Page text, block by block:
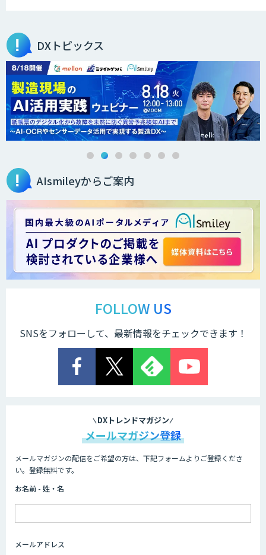
DXトピックス
AIsmileyからご案内
FOLLOW US
SNSをフォローして、最新情報をチェックできます！
DXトレンドマガジン
メールマガジン登録
メールマガジンの配信をご希望の方は、下記フォームよりご登録くださ
い。登録無料です。
お名前 - 姓・名
メールアドレス